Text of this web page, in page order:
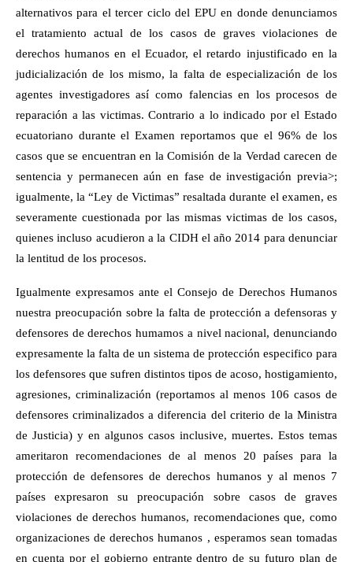
alternativos para el tercer ciclo del EPU en donde denunciamos
el tratamiento actual de los casos de graves violaciones de
derechos humanos en el Ecuador, el retardo injustificado en la
judicialización de los mismo, la falta de especialización de los
agentes investigadores así como falencias en los procesos de
reparación a las victimas. Contrario a lo indicado por el Estado
ecuatoriano durante el Examen reportamos que el 96% de los
casos que se encuentran en la Comisión de la Verdad carecen de
sentencia y permanecen aún en fase de investigación previa>;
igualmente, la “Ley de Victimas” resaltada durante el examen, es
severamente cuestionada por las mismas victimas de los casos,
quienes incluso acudieron a la CIDH el año 2014 para denunciar
la lentitud de los procesos.
Igualmente expresamos ante el Consejo de Derechos Humanos
nuestra preocupación sobre la falta de protección a defensoras y
defensores de derechos humamos a nivel nacional, denunciando
expresamente la falta de un sistema de protección especifico para
los defensores que sufren distintos tipos de acoso, hostigamiento,
agresiones, criminalización (reportamos al menos 106 casos de
defensores criminalizados a diferencia del criterio de la Ministra
de Justicia) y en algunos casos inclusive, muertes. Estos temas
ameritaron recomendaciones de al menos 20 países para la
protección de defensores de derechos humanos y al menos 7
países expresaron su preocupación sobre casos de graves
violaciones de derechos humanos, recomendaciones que, como
organizaciones de derechos humanos , esperamos sean tomadas
en cuenta por el gobierno entrante dentro de su futuro plan de